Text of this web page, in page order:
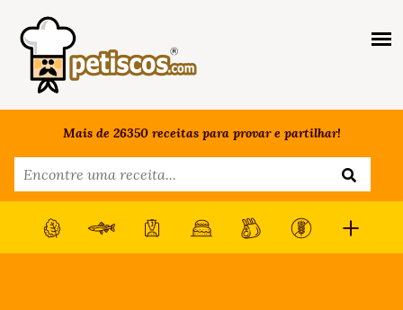
Mais de 26350 receitas para provar e partilhar!